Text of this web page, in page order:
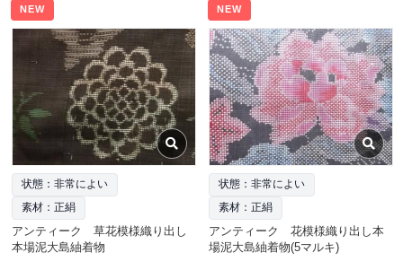
NEW
状態：非常によい
素材：正絹
アンティーク 草花模様織り出し
本場泥大島紬着物
NEW
状態：非常によい
素材：正絹
アンティーク 花模様織り出し本
場泥大島紬着物(5マルキ)